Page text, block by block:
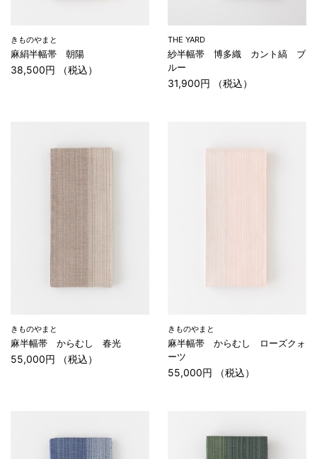
きものやまと
麻絹半幅帯 朝陽
38,500円 （税込）
THE YARD
紗半幅帯 博多織 カント縞 ブ
ルー
31,900円 （税込）
きものやまと
麻半幅帯 からむし 春光
55,000円 （税込）
きものやまと
麻半幅帯 からむし ローズクォ
ーツ
55,000円 （税込）